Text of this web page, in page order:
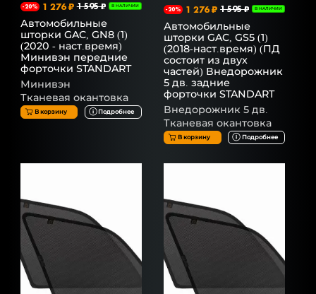
-20% 1 276 ₽ 1 595 ₽ В НАЛИЧИИ
Автомобильные
шторки GAC, GN8 (1)
(2020 - наст.время)
Минивэн передние
форточки STANDART
Минивэн
Тканевая окантовка
В корзину Подробнее
-20% 1 276 ₽ 1 595 ₽ В НАЛИЧИИ
Автомобильные
шторки GAC, GS5 (1)
(2018-наст.время) (ПД
состоит из двух
частей) Внедорожник
5 дв. задние
форточки STANDART
Внедорожник 5 дв.
Тканевая окантовка
В корзину Подробнее